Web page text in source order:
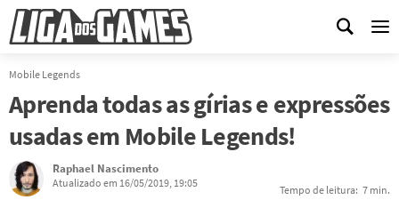
Mobile Legends
Aprenda todas as gírias e expressões
usadas em Mobile Legends!
Raphael Nascimento
Atualizado em 16/05/2019, 19:05
Tempo de leitura: 7 min.